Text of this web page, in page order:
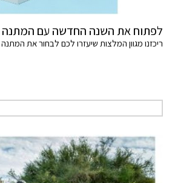
לפתוח את השנה החדשה עם המתנה
ריכזנו מגוון המלצות שיעזרו לכם לבחור את